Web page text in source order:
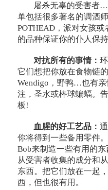
屠杀无辜的受害者
单包括很多著名的调酒
POTHEAD，派对女孩
的品种保证你的仆人保
对抗所有的事情：
它们想把你放在食物链
Wendigo，野鸭…也有
注，圣水或棒球蝙蝠。
板!
血腥的好工艺品：
你将得到一些备用零件
Bob来制造一些有用的
从受害者收集的成分和
东西。把它们放在一起
西，但也很有用。